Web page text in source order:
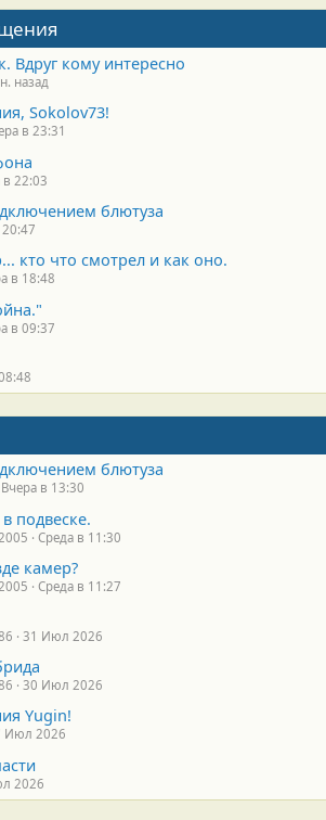
Вдруг кому интересно
назад
Sokolov73!
в 23:31
в 22:03
блютуза
кто что смотрел и как оно.
в 18:48
в 09:37
блютуза
Вчера в 13:30
подвеске.
Среда в 11:30
камер?
Среда в 11:27
31 Июл 2026
30 Июл 2026
Yugin!
Июл 2026
2026